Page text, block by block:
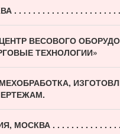
. . . . . . . . . . . . . . . . . . . . . . .
ЦЕНТР ВЕСОВОГО
ТЕХНОЛОГИИ»
МЕХОБРАБОТКА,
МОСКВА . . . . . . . . . . . . . .